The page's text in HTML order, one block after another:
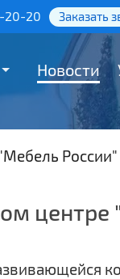
20-20 Заказать
Новости
центре